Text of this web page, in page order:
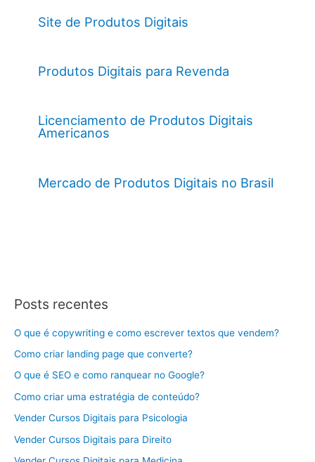
Site de Produtos Digitais
Produtos Digitais para Revenda
Licenciamento de Produtos Digitais
Americanos
Mercado de Produtos Digitais no Brasil
Posts recentes
O que é copywriting e como escrever textos que vendem?
Como criar landing page que converte?
O que é SEO e como ranquear no Google?
Como criar uma estratégia de conteúdo?
Vender Cursos Digitais para Psicologia
Vender Cursos Digitais para Direito